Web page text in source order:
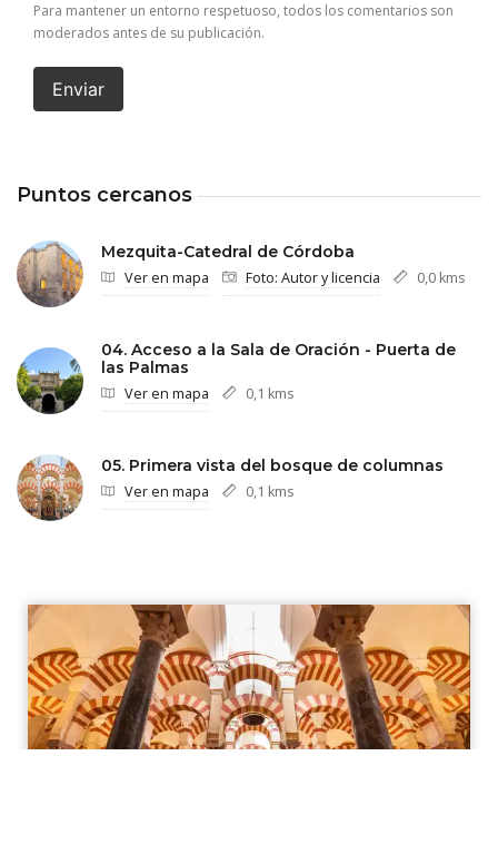
Para mantener un entorno respetuoso, todos los comentarios son
moderados antes de su publicación.
Enviar
Puntos cercanos
Mezquita-Catedral de Córdoba
Ver en mapa Foto: Autor y licencia 0,0 kms
04. Acceso a la Sala de Oración - Puerta de
las Palmas
Ver en mapa 0,1 kms
05. Primera vista del bosque de columnas
Ver en mapa 0,1 kms